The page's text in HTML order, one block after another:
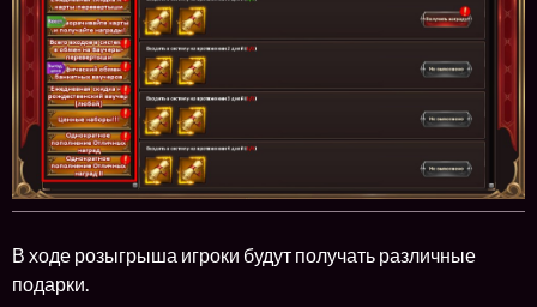
В ходе розыгрыша игроки будут получать различные
подарки.